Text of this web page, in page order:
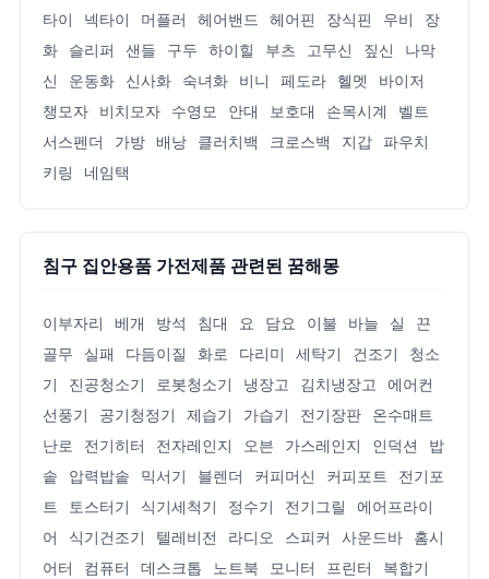
타이
넥타이 머플러 헤어밴드 헤어핀 장식핀 우비
장
화
슬리퍼 샌들 구두 하이힐 부츠 고무신 짚신
나막
신
운동화 신사화 숙녀화 비니 페도라 헬멧
바이저
챙모자
비치모자 수영모 안대 보호대 손목시계
벨트
서스펜더
가방 배낭 클러치백 크로스백 지갑 파우치
키링
네임택
침구 집안용품 가전제품 관련된 꿈해몽
이부자리 베개 방석 침대 요 담요 이불 바늘 실
끈
골무
실패 다듬이질 화로 다리미 세탁기 건조기
청소
기
진공청소기 로봇청소기 냉장고 김치냉장고
에어컨
선풍기
공기청정기 제습기 가습기 전기장판
온수매트
난로
전기히터 전자레인지 오븐 가스레인지 인덕션
밥
솥
압력밥솥 믹서기 블렌더 커피머신 커피포트
전기포
트
토스터기 식기세척기 정수기 전기그릴
에어프라이
어
식기건조기 텔레비전 라디오 스피커 사운드바
홈시
어터
컴퓨터 데스크톱 노트북 모니터 프린터
복합기